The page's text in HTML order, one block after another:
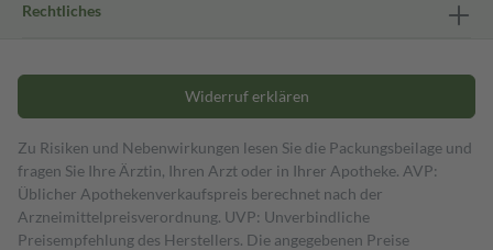
Rechtliches
Widerruf erklären
Zu Risiken und Nebenwirkungen lesen Sie die Packungsbeilage und
fragen Sie Ihre Ärztin, Ihren Arzt oder in Ihrer Apotheke. AVP:
Üblicher Apothekenverkaufspreis berechnet nach der
Arzneimittelpreisverordnung. UVP: Unverbindliche
Preisempfehlung des Herstellers. Die angegebenen Preise